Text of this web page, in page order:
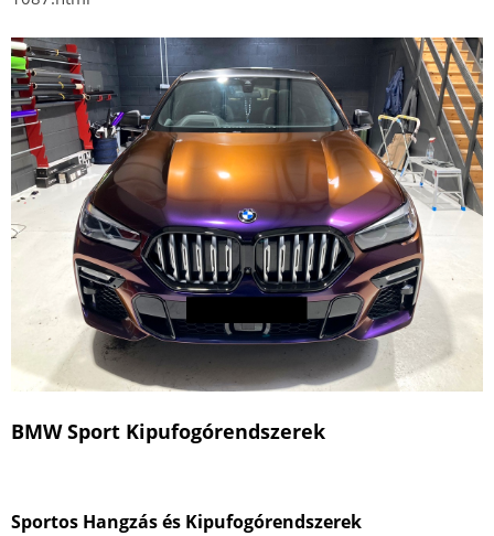
BMW Sport Kipufogórendszerek
Sportos Hangzás és Kipufogórendszerek